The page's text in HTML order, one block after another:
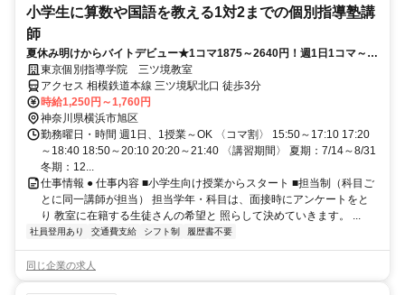
小学生に算数や国語を教える1対2までの個別指導塾講
師
夏休み明けからバイトデビュー★1コマ1875～2640円！週1日1コマ～私
服でok◎
東京個別指導学院 三ツ境教室
アクセス 相模鉄道本線 三ツ境駅北口 徒歩3分
時給1,250円～1,760円
神奈川県横浜市旭区
勤務曜日・時間 週1日、1授業～OK 〈コマ割〉 15:50～17:10 17:20
～18:40 18:50～20:10 20:20～21:40 〈講習期間〉 夏期：7/14～8/31
冬期：12...
仕事情報 ● 仕事内容 ■小学生向け授業からスタート ■担当制（科目ご
とに同一講師が担当） 担当学年・科目は、面接時にアンケートをと
り 教室に在籍する生徒さんの希望と 照らして決めていきます。 ...
社員登用あり 交通費支給 シフト制 履歴書不要
同じ企業の求人